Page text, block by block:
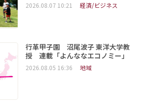
2026.08.07 10:21 経済/ビジネス
行革甲子園 沼尾波子 東洋大学教
授 連載「よんななエコノミー」
2026.08.05 16:36 地域